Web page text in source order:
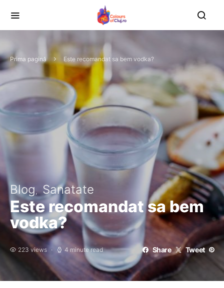
Prima pagină Este recomandat sa bem vodka?
Blog Sanatate
Este recomandat sa bem
vodka?
223 views 4 minute read Share Tweet